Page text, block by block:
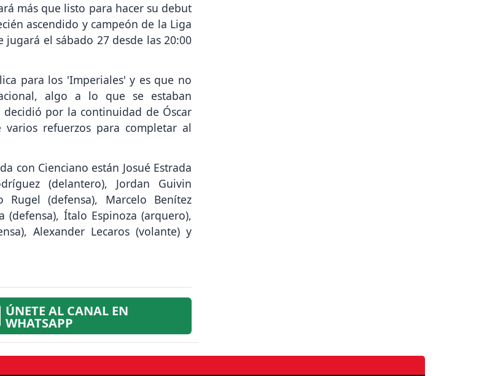
más que listo para hacer su debut
ascendido y campeón de la Liga
jugará el sábado 27 desde las 20:00
para los 'Imperiales' y es que no
algo a lo que se estaban
por la continuidad de Óscar
refuerzos para completar al
con Cienciano están Josué Estrada
(delantero), Jordan Guivin
Rugel (defensa), Marcelo Benítez
(defensa), Ítalo Espinoza (arquero),
Alexander Lecaros (volante) y
ÚNETE AL CANAL EN
WHATSAPP